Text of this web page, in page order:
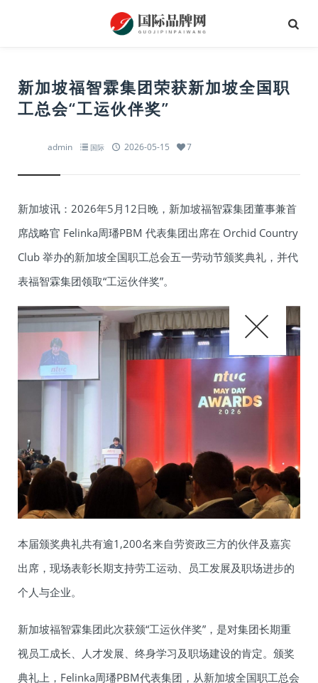
新加坡福智霖集团荣获新加坡全国职
工总会“工运伙伴奖”
admin 国际 2026-05-15 7
新加坡讯：2026年5月12日晚，新加坡福智霖集团董事兼首
席战略官 Felinka周璠PBM 代表集团出席在 Orchid Country
Club 举办的新加坡全国职工总会五一劳动节颁奖典礼，并代
表福智霖集团领取“工运伙伴奖”。
本届颁奖典礼共有逾1,200名来自劳资政三方的伙伴及嘉宾
出席，现场表彰长期支持劳工运动、员工发展及职场进步的
个人与企业。
新加坡福智霖集团此次获颁“工运伙伴奖”，是对集团长期重
视员工成长、人才发展、终身学习及职场建设的肯定。颁奖
典礼上，Felinka周璠PBM代表集团，从新加坡全国职工总会